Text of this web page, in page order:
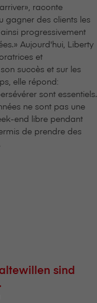
raconte
gagner des clients les
progressivement
Aujourd'hui, Liberty
et
succès et sur les
elle répond:
sont essentiels.
ne sont pas une
end libre pendant
de prendre des
sind